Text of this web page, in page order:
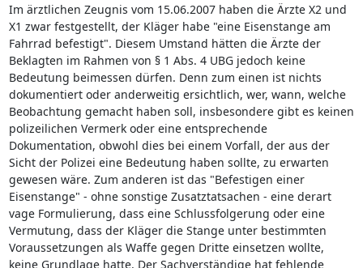
Im ärztlichen Zeugnis vom 15.06.2007 haben die Ärzte X2 und
X1 zwar festgestellt, der Kläger habe "eine Eisenstange am
Fahrrad befestigt". Diesem Umstand hätten die Ärzte der
Beklagten im Rahmen von § 1 Abs. 4 UBG jedoch keine
Bedeutung beimessen dürfen. Denn zum einen ist nichts
dokumentiert oder anderweitig ersichtlich, wer, wann, welche
Beobachtung gemacht haben soll, insbesondere gibt es keinen
polizeilichen Vermerk oder eine entsprechende
Dokumentation, obwohl dies bei einem Vorfall, der aus der
Sicht der Polizei eine Bedeutung haben sollte, zu erwarten
gewesen wäre. Zum anderen ist das "Befestigen einer
Eisenstange" - ohne sonstige Zusatztatsachen - eine derart
vage Formulierung, dass eine Schlussfolgerung oder eine
Vermutung, dass der Kläger die Stange unter bestimmten
Voraussetzungen als Waffe gegen Dritte einsetzen wollte,
keine Grundlage hatte. Der Sachverständige hat fehlende